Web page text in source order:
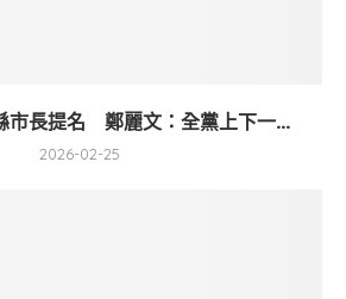
市長提名 鄭麗文：全黨上下一...
2026-02-25